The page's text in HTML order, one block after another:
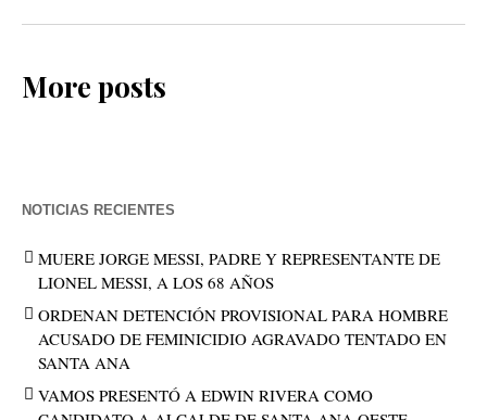
More posts
NOTICIAS RECIENTES
MUERE JORGE MESSI, PADRE Y REPRESENTANTE DE
LIONEL MESSI, A LOS 68 AÑOS
ORDENAN DETENCIÓN PROVISIONAL PARA HOMBRE
ACUSADO DE FEMINICIDIO AGRAVADO TENTADO EN
SANTA ANA
VAMOS PRESENTÓ A EDWIN RIVERA COMO